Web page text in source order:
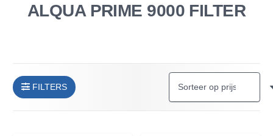
ALQUA PRIME 9000 FILTER
FILTERS